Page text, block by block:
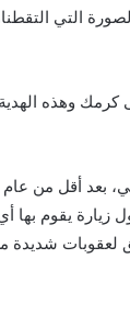
التي
وهذه الهدية
بعد أقل من
زيارة يقوم